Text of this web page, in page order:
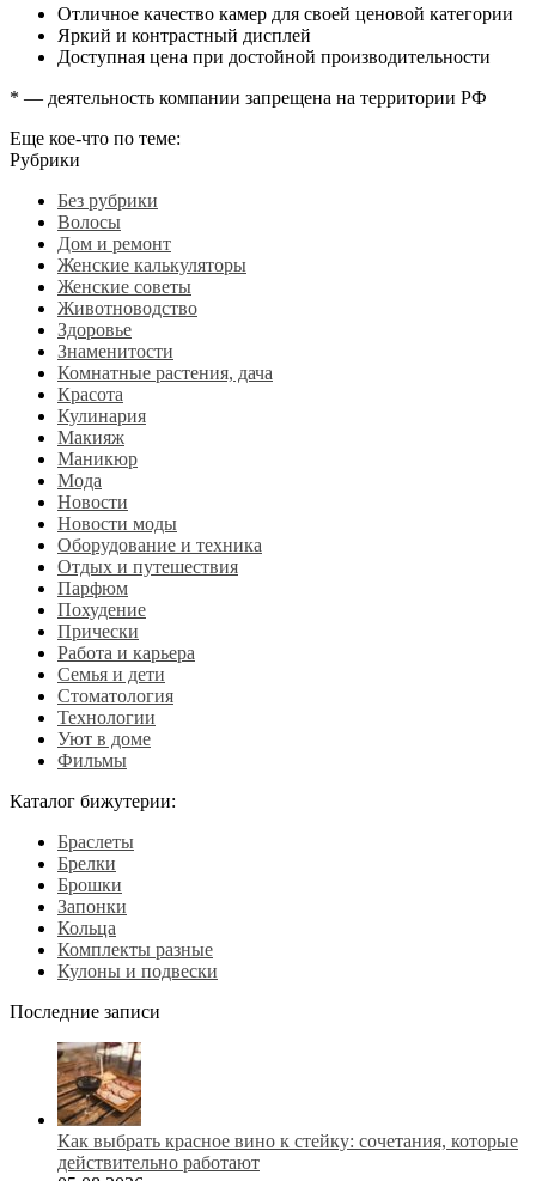
Отличное качество камер для своей ценовой категории
Яркий и контрастный дисплей
Доступная цена при достойной производительности
* — деятельность компании запрещена на территории РФ
Еще кое-что по теме:
Рубрики
Без рубрики
Волосы
Дом и ремонт
Женские калькуляторы
Женские советы
Животноводство
Здоровье
Знаменитости
Комнатные растения, дача
Красота
Кулинария
Макияж
Маникюр
Мода
Новости
Новости моды
Оборудование и техника
Отдых и путешествия
Парфюм
Похудение
Прически
Работа и карьера
Семья и дети
Стоматология
Технологии
Уют в доме
Фильмы
Каталог бижутерии:
Браслеты
Брелки
Брошки
Запонки
Кольца
Комплекты разные
Кулоны и подвески
Последние записи
Как выбрать красное вино к стейку: сочетания, которые
действительно работают